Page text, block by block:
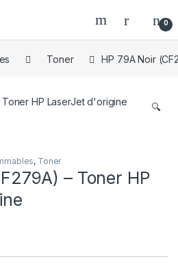
0
Toner HP 79A Noir
🔍
, Toner
– Toner HP